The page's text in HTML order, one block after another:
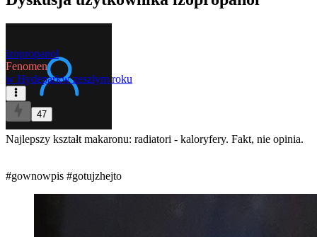
izopropanol
Fenomen
w Hydeparkw zeszłym roku
47
Najlepszy kształt makaronu: radiatori - kaloryfery. Fakt, nie opinia.
#gownowpis #gotujzhejto